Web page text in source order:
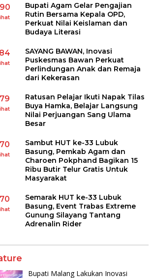
Bupati Agam Gelar Pengajian
Rutin Bersama Kepala OPD,
Perkuat Nilai Keislaman dan
Budaya Literasi
SAYANG BAWAN, Inovasi
Puskesmas Bawan Perkuat
Perlindungan Anak dan Remaja
dari Kekerasan
Ratusan Pelajar Ikuti Napak Tilas
Buya Hamka, Belajar Langsung
Nilai Perjuangan Sang Ulama
Besar
Sambut HUT ke-33 Lubuk
Basung, Pemkab Agam dan
Charoen Pokphand Bagikan 15
Ribu Butir Telur Gratis Untuk
Masyarakat
Semarak HUT ke-33 Lubuk
Basung, Event Trabas Extreme
Gunung Silayang Tantang
Adrenalin Rider
Bupati Malang Lakukan Inovasi